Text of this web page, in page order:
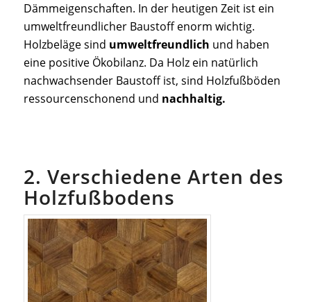
Dämmeigenschaften. In der heutigen Zeit ist ein
umweltfreundlicher Baustoff enorm wichtig.
Holzbeläge sind umweltfreundlich und haben
eine positive Ökobilanz. Da Holz ein natürlich
nachwachsender Baustoff ist, sind Holzfußböden
ressourcenschonend und nachhaltig.
2. Verschiedene Arten des
Holzfußbodens